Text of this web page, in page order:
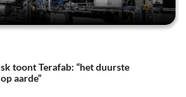
toont Terafab: “het duurste
aarde”